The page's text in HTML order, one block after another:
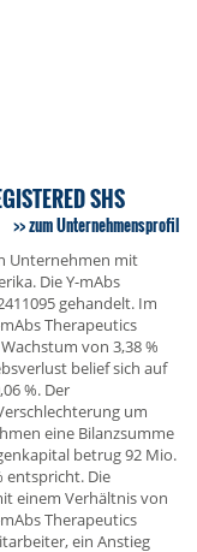
SHS
zum Unternehmensprofil
Unternehmen mit
Die Y-mAbs
gehandelt. Im
Therapeutics
von 3,38 %
belief sich auf
%. Der
um
eine Bilanzsumme
betrug 92 Mio.
entspricht. Die
einem Verhältnis von
Therapeutics
ein Anstieg